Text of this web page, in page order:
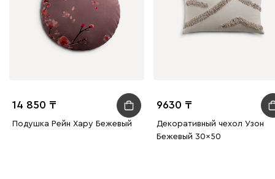
14 850
Подушка Рейн Хару Бежевый
9630
Декоративный чехол Узон
Бежевый 30x50